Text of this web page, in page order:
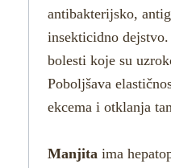
antibakterijsko,
insekticidno
bolesti koje su
Poboljšava
ekcema i otklanja
Manjita ima